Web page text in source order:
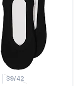
39/42